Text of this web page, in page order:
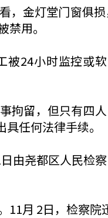
金灯堂门窗俱损
用。
被24小时监控或软
拘留，但只有四人
任何法律手续。
由尧都区人民检察
月 2日，检察院